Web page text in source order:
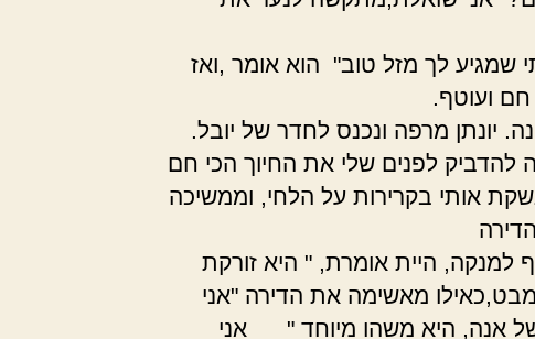
שמגיע לך מזל טוב" הוא אומר ,ואז
ועוטף.
יונתן מרפה ונכנס לחדר של יובל.
להדביק לפנים שלי את החיוך הכי חם
אותי בקרירות על הלחי, וממשיכה
היית אומרת, " היא זורקת
מאשימה את הדירה "אני
של אנה, היא משהו מיוחד " אני